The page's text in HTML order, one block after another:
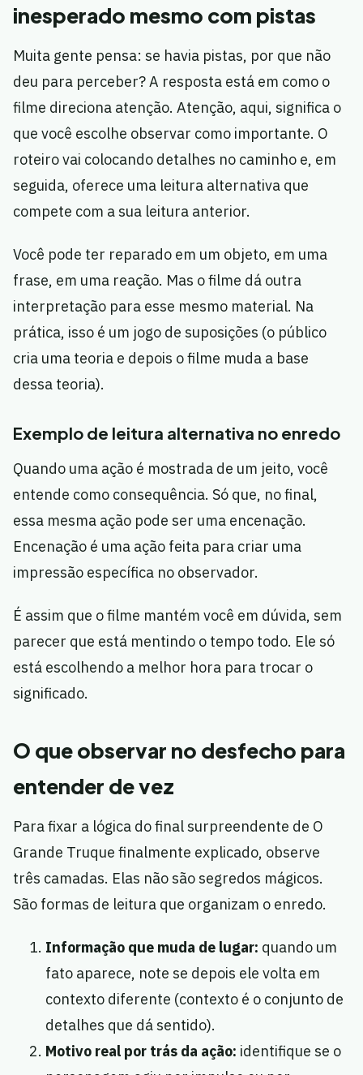
inesperado mesmo com pistas
Muita gente pensa: se havia pistas, por que não
deu para perceber? A resposta está em como o
filme direciona atenção. Atenção, aqui, significa o
que você escolhe observar como importante. O
roteiro vai colocando detalhes no caminho e, em
seguida, oferece uma leitura alternativa que
compete com a sua leitura anterior.
Você pode ter reparado em um objeto, em uma
frase, em uma reação. Mas o filme dá outra
interpretação para esse mesmo material. Na
prática, isso é um jogo de suposições (o público
cria uma teoria e depois o filme muda a base
dessa teoria).
Exemplo de leitura alternativa no enredo
Quando uma ação é mostrada de um jeito, você
entende como consequência. Só que, no final,
essa mesma ação pode ser uma encenação.
Encenação é uma ação feita para criar uma
impressão específica no observador.
É assim que o filme mantém você em dúvida, sem
parecer que está mentindo o tempo todo. Ele só
está escolhendo a melhor hora para trocar o
significado.
O que observar no desfecho para
entender de vez
Para fixar a lógica do final surpreendente de O
Grande Truque finalmente explicado, observe
três camadas. Elas não são segredos mágicos.
São formas de leitura que organizam o enredo.
Informação que muda de lugar: quando um
fato aparece, note se depois ele volta em
contexto diferente (contexto é o conjunto de
detalhes que dá sentido).
Motivo real por trás da ação: identifique se o